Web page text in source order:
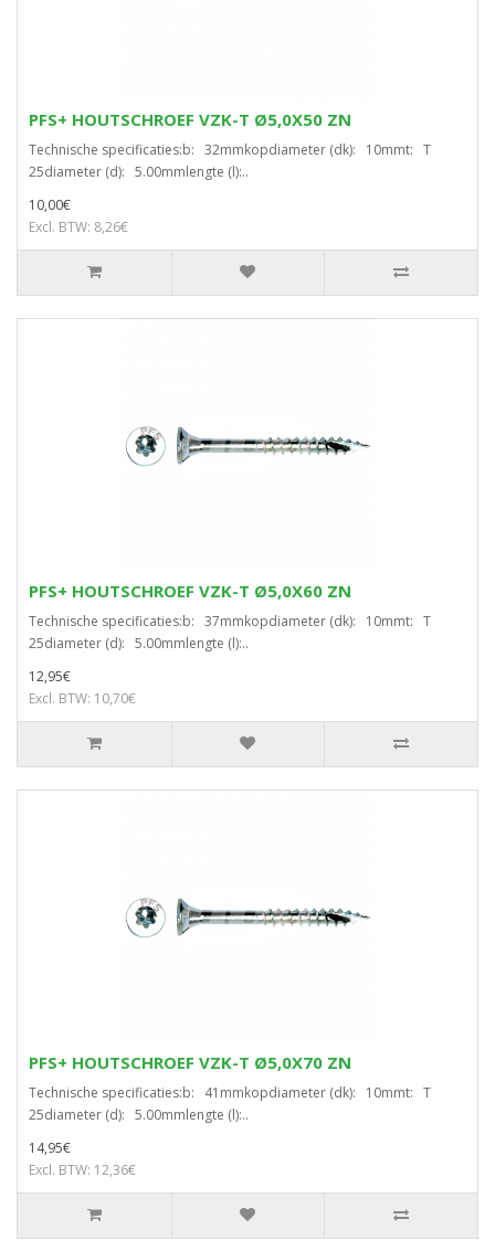
PFS+ HOUTSCHROEF VZK-T Ø5,0X50 ZN
Technische specificaties:b: 32mmkopdiameter (dk): 10mmt: T
25diameter (d): 5.00mmlengte (l):..
10,00€
Excl. BTW: 8,26€
PFS+ HOUTSCHROEF VZK-T Ø5,0X60 ZN
Technische specificaties:b: 37mmkopdiameter (dk): 10mmt: T
25diameter (d): 5.00mmlengte (l):..
12,95€
Excl. BTW: 10,70€
PFS+ HOUTSCHROEF VZK-T Ø5,0X70 ZN
Technische specificaties:b: 41mmkopdiameter (dk): 10mmt: T
25diameter (d): 5.00mmlengte (l):..
14,95€
Excl. BTW: 12,36€